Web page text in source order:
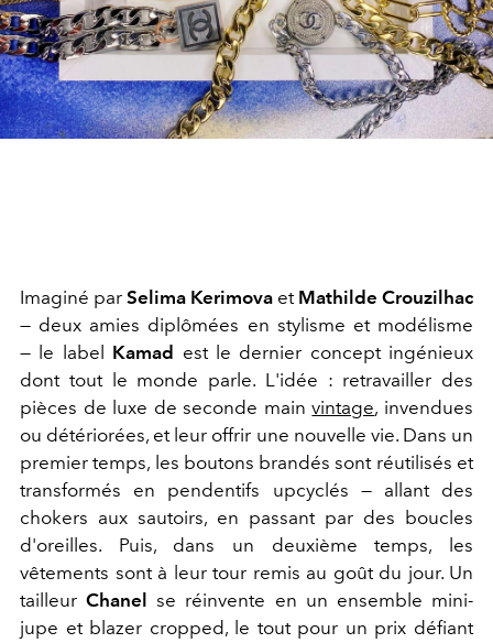
Imaginé par Selima Kerimova et Mathilde Crouzilhac
— deux amies diplômées en stylisme et modélisme
— le label Kamad est le dernier concept ingénieux
dont tout le monde parle. L'idée : retravailler des
pièces de luxe de seconde mainvintage, invendues
ou détériorées, et leur offrir une nouvelle vie. Dans un
premier temps, les boutons brandés sont réutilisés et
transformés en pendentifs upcyclés — allant des
chokers aux sautoirs, en passant par des boucles
d'oreilles. Puis, dans un deuxième temps, les
vêtements sont à leur tour remis au goût du jour. Un
tailleurChanel
se réinvente en un ensemble mini-
jupe et blazer cropped, le tout pour un prix défiant